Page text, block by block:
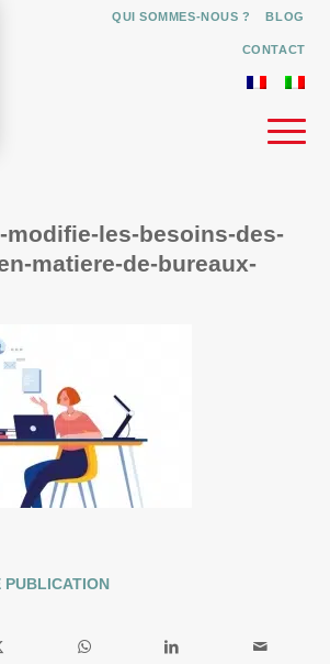
QUI SOMMES-NOUS ? BLOG
CONTACT
modifie-les-besoins-des-
matiere-de-bureaux-
PUBLICATION